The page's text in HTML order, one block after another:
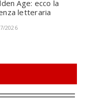
Age: ecco la
letteraria
2026